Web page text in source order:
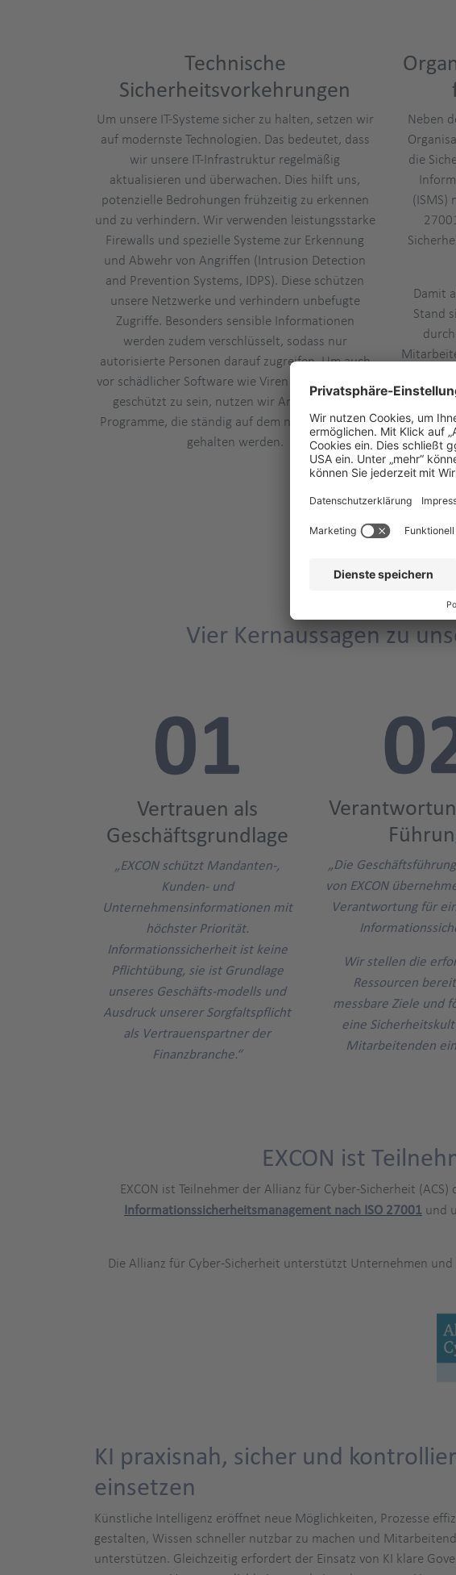
Technische
Sicherheitsvorkehrungen
Um unsere IT-Systeme sicher zu halten, setzen wir
auf modernste Technologien. Das bedeutet, dass
wir unsere IT-Infrastruktur regelmäßig
aktualisieren und überwachen. Dies hilft uns,
potenzielle Bedrohungen frühzeitig zu erkennen
und zu verhindern. Wir verwenden leistungsstarke
Firewalls und spezielle Systeme zur Erkennung
und Abwehr von Angriffen (Intrusion Detection
and Prevention Systems, IDPS). Diese schützen
unsere Netzwerke und verhindern unbefugte
Zugriffe. Besonders sensible Informationen
werden zudem verschlüsselt, sodass nur
autorisierte Personen darauf zugreifen. Um auch
vor schädlicher Software wie Viren oder Trojanern
geschützt zu sein, nutzen wir Anti-Malware-
Programme, die ständig auf dem neuesten Stand
gehalten werden.
Neben
die
(ISMS)
Damit
Stand
beachten
Regeln,
darf.
Vier Kernaussagen zu
Vertrauen als
Geschäftsgrundlage
„EXCON schützt Mandanten-,
Kunden- und
Unternehmensinformationen mit
höchster Priorität.
Informationssicherheit ist keine
Pflichtübung, sie ist Grundlage
unseres Geschäfts-modells und
Ausdruck unserer Sorgfaltspflicht
als Vertrauenspartner der
Finanzbranche.“
„Die
von EXCON
Verantwortung für
Wir stellen die
Ressourcen
messbare Ziele und
eine
Mitarbeitenden
EXCON ist
EXCON ist Teilnehmer der Allianz für Cyber-Sicherheit
Informationssicherheitsmanagement nach ISO 27001 und
Die Allianz für Cyber-Sicherheit unterstützt Unternehmen
KI praxisnah, sicher und
einsetzen
Künstliche Intelligenz eröffnet neue Möglichkeiten, Prozesse
gestalten, Wissen schneller nutzbar zu machen und
unterstützen. Gleichzeitig erfordert der Einsatz von KI klare